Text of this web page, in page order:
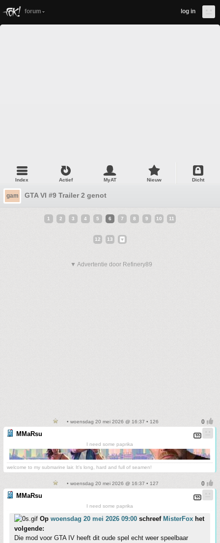
forum log in
Index Actief MyAT Nieuw Dicht
gam GTA VI #9 Trailer 2 genot
1 2 3 4 5 6 7 8 9 10 11
12 13
▼ Advertentie door Refinery89
• woensdag 20 mei 2026 @ 16:37 • 126
MMaRsu
I need some paprika
welcome to my submarine lair. It's long, hard and full of seamen!
• woensdag 20 mei 2026 @ 16:37 • 127
MMaRsu
I need some paprika
Op woensdag 20 mei 2026 09:00 schreef MisterFox het
volgende:
Die mod voor GTA IV heeft dit oude spel echt weer speelbaar